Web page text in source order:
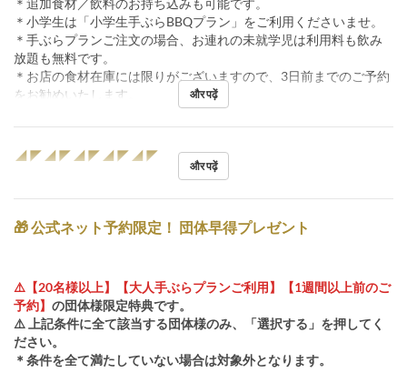
＊追加食材／飲料のお持ち込みも可能です。
＊小学生は「小学生手ぶらBBQプラン」をご利用くださいませ。
＊手ぶらプランご注文の場合、お連れの未就学児は利用料も飲み
放題も無料です。
＊お店の食材在庫には限りがございますので、3日前までのご予約
をお勧めいたします。
और पढ़ें
◢◤◢◤◢◤◢◤◢◤
और पढ़ें
🎁 公式ネット予約限定！ 団体早得プレゼント
⚠️【20名様以上】【大人手ぶらプランご利用】【1週間以上前のご
予約】 の団体様限定特典です。
⚠️ 上記条件に全て該当する団体様のみ、「選択する」を押してく
ださい。
＊条件を全て満たしていない場合は対象外となります。